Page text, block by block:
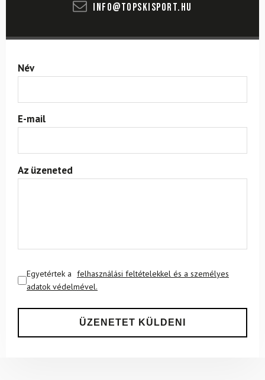
info@topskisport.hu
Név
E-mail
Az üzeneted
Egyetértek a felhasználási feltételekkel és a személyes
adatok védelmével.